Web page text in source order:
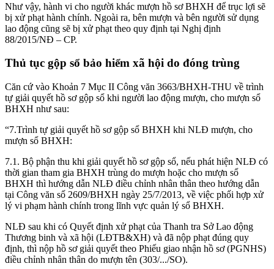
Như vậy, hành vi cho người khác mượn hồ sơ BHXH để trục lợi sẽ
bị xử phạt hành chính. Ngoài ra, bên mượn và bên người sử dụng
lao động cũng sẽ bị xử phạt theo quy định tại Nghị định
88/2015/NĐ – CP.
Thủ tục gộp sổ bảo hiểm xã hội do đóng trùng
Căn cứ vào Khoản 7 Mục II Công văn 3663/BHXH-THU về trình
tự giải quyết hồ sơ gộp sổ khi người lao động mượn, cho mượn sổ
BHXH như sau:
“7.Trình tự giải quyết hồ sơ gộp sổ BHXH khi NLĐ mượn, cho
mượn sổ BHXH:
7.1. Bộ phận thu khi giải quyết hồ sơ gộp sổ, nếu phát hiện NLĐ có
thời gian tham gia BHXH trùng do mượn hoặc cho mượn sổ
BHXH thì hướng dẫn NLĐ điều chỉnh nhân thân theo hướng dẫn
tại Công văn số 2609/BHXH ngày 25/7/2013, về việc phối hợp xử
lý vi phạm hành chính trong lĩnh vực quản lý sổ BHXH.
NLĐ sau khi có Quyết định xử phạt của Thanh tra Sở Lao động
Thương binh và xã hội (LĐTB&XH) và đã nộp phạt đúng quy
định, thì nộp hồ sơ giải quyết theo Phiếu giao nhận hồ sơ (PGNHS)
điều chỉnh nhân thân do mượn tên (303/.../SO).